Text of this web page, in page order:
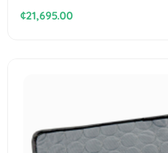
¢21,695.00